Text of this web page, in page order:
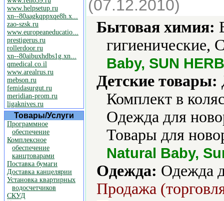
www.helpsetup.ru
xn--80aagkqppxqe8h.x...
zao-szsk.ru
www.europeaneducatio...
prestigerus.ru
rollerdoor.ru
xn--80aibuxhdbs1g.xn...
qmedical.co.il
www.arealrus.ru
mebson.ru
femidasurgut.ru
meridian-prom.ru
ligaknives.ru
Товары/Услуги
Программное
обеспечение
Комплексное
обеспечение
канцтоварами
Поставка бумаги
Доставка канцелярии
Установка квартирных
водосчетчиков
СКУД
(07.12.2010)
Бытовая химия:
гигиенические,
Baby, SUN
Детские товары:
Комплект в
Одежда для
Товары для
Natural Baby,
Одежда: Одежда
Продажа